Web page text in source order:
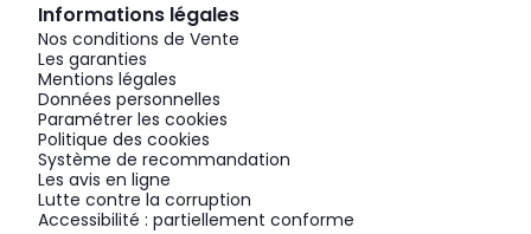
Informations légales
Nos conditions de Vente
Les garanties
Mentions légales
Données personnelles
Paramétrer les cookies
Politique des cookies
Système de recommandation
Les avis en ligne
Lutte contre la corruption
Accessibilité : partiellement conforme